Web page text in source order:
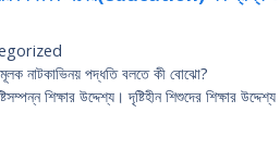
নাটকাভিনয় পদ্ধতি বলতে কী বোঝো?
শিক্ষার উদ্দেশ্য। দৃষ্টিহীন শিশুদের শিক্ষার উদ্দেশ্য